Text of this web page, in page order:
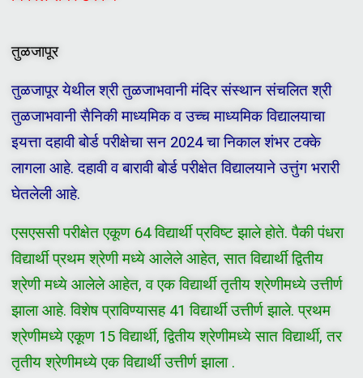
तुळजापूर
तुळजापूर येथील श्री तुळजाभवानी मंदिर संस्थान संचलित श्री
तुळजाभवानी सैनिकी माध्यमिक व उच्च माध्यमिक विद्यालयाचा
इयत्ता दहावी बोर्ड परीक्षेचा सन 2024 चा निकाल शंभर टक्के
लागला आहे. दहावी व बारावी बोर्ड परीक्षेत विद्यालयाने उत्तुंग भरारी
घेतलेली आहे.
एसएससी परीक्षेत एकूण 64 विद्यार्थी प्रविष्ट झाले होते. पैकी पंधरा
विद्यार्थी प्रथम श्रेणी मध्ये आलेले आहेत, सात विद्यार्थी द्वितीय
श्रेणी मध्ये आलेले आहेत, व एक विद्यार्थी तृतीय श्रेणीमध्ये उत्तीर्ण
झाला आहे. विशेष प्राविण्यासह 41 विद्यार्थी उत्तीर्ण झाले. प्रथम
श्रेणीमध्ये एकूण 15 विद्यार्थी, द्वितीय श्रेणीमध्ये सात विद्यार्थी, तर
तृतीय श्रेणीमध्ये एक विद्यार्थी उत्तीर्ण झाला .